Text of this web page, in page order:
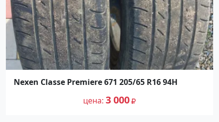
Nexen Classe Premiere 671 205/65 R16 94H
цена 3 000